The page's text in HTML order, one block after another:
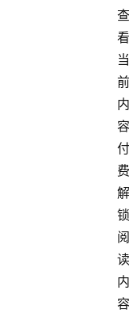
查
看
当
前
内
容
付
费
解
锁
阅
读
内
容